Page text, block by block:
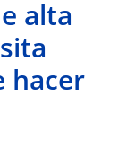
alta
hacer